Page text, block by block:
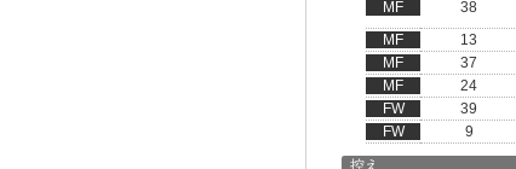
MF
38
MF
13
MF
37
MF
24
FW
39
FW
9
控え